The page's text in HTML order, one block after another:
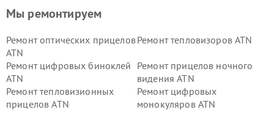
Мы ремонтируем
Ремонт оптических прицелов
ATN
Ремонт тепловизоров ATN
Ремонт цифровых биноклей
ATN
Ремонт прицелов ночного
видения ATN
Ремонт тепловизионных
прицелов ATN
Ремонт цифровых
монокуляров ATN